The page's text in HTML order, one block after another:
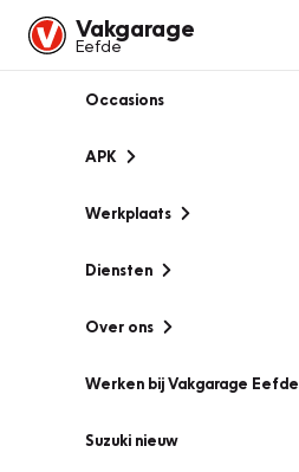
Vakgarage
Eefde
Occasions
APK
Werkplaats
Diensten
Over ons
Werken bij Vakgarage Eefde
Suzuki nieuw